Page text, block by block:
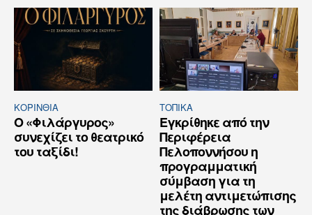
ΚΟΡΙΝΘΊΑ
Ο «Φιλάργυρος»
συνεχίζει το θεατρικό
του ταξίδι!
ΤΟΠΙΚΑ
Εγκρίθηκε από την
Περιφέρεια
Πελοποννήσου η
προγραμματική
σύμβαση για τη
μελέτη αντιμετώπισης
της διάβρωσης των